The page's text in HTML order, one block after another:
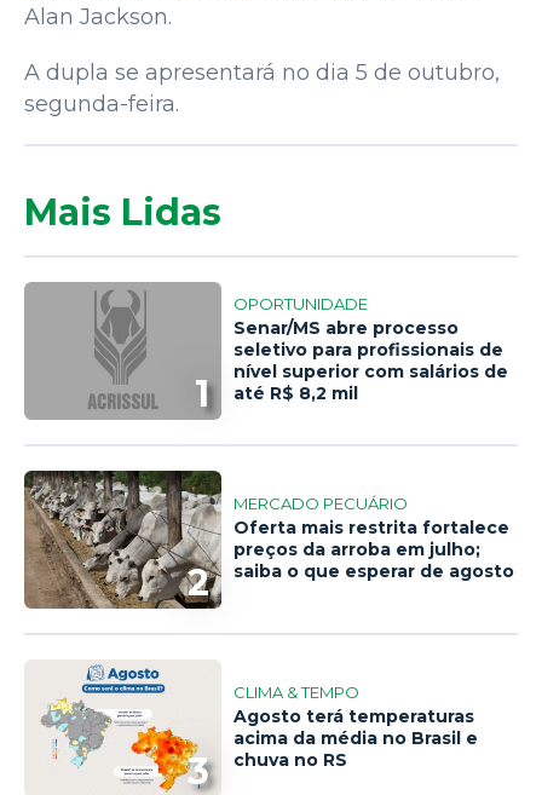
Alan Jackson.
A dupla se apresentará no dia 5 de outubro,
segunda-feira.
Mais Lidas
1
OPORTUNIDADE
Senar/MS abre processo
seletivo para profissionais de
nível superior com salários de
até R$ 8,2 mil
2
MERCADO PECUÁRIO
Oferta mais restrita fortalece
preços da arroba em julho;
saiba o que esperar de agosto
3
CLIMA & TEMPO
Agosto terá temperaturas
acima da média no Brasil e
chuva no RS